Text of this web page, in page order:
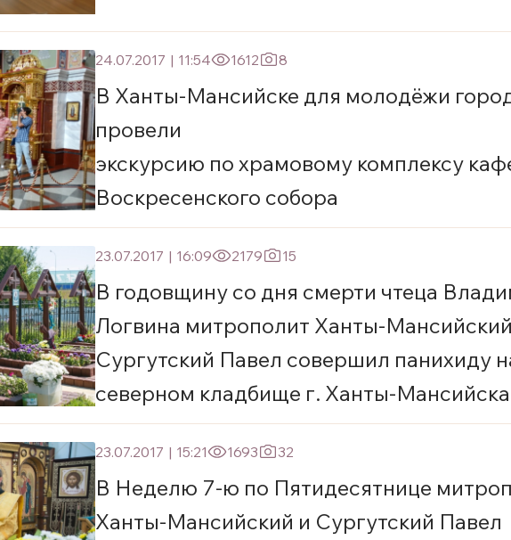
24.07.2017 | 11:54 1612 8
В Ханты-Мансийске для молодёжи
провели
экскурсию по храмовому комплексу
Воскресенского собора
23.07.2017 | 16:09 2179 15
В годовщину со дня смерти чтеца
Логвина митрополит Ханты-
Сургутский Павел совершил панихиду
северном кладбище г. Ханты-Мансийска
23.07.2017 | 15:21 1693 32
В Неделю 7-ю по Пятидесятнице
Ханты-Мансийский и Сургутский Павел